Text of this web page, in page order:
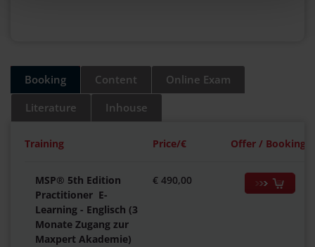
Booking Content
Online Exam
Literature
Inhouse
Training Price/€ Offer / Booking
MSP® 5th Edition
Practitioner E-
Learning - Englisch (3
Monate Zugang zur
Maxpert Akademie)
€ 490,00